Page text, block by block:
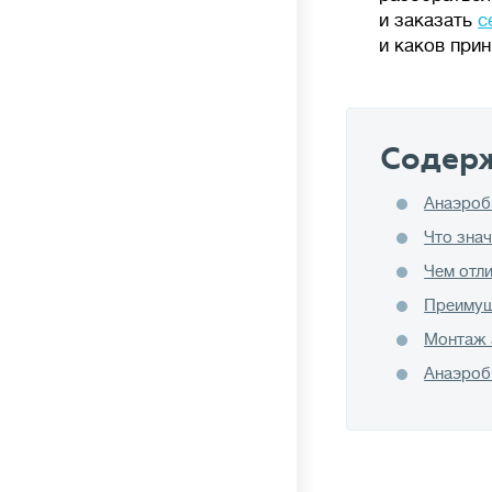
и заказать
и каков
Что
Чем
Монтаж
септики (выгребные ямы,
герметичные резервуары) — накопление
сточных вод без очистки, требует регулярной
очистка — сточных воды
осаждаются в нескольких камерах септика,
анаэробными (бескислородными) бактериями.